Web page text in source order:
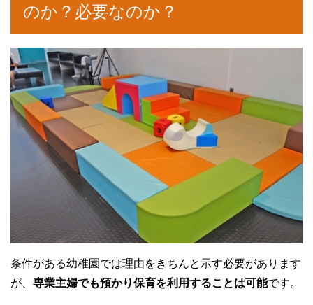
のか？必要なのか？
条件がある幼稚園では理由をきちんと示す必要があります
が、 専業主婦でも預かり保育を利用することは可能です。